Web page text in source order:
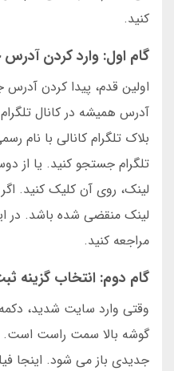
کنید.
گام اول: وارد کردن
اولین قدم، پیدا کردن
آدرس همیشه در کانال
بلاک تلگرام کانالی با نام
تلگرام جستجو کنید. یا از
لینک، روی آن کلیک کنید.
لینک منقضی شده باشد. در
مراجعه کنید.
گام دوم: انتخاب گزینه
وقتی وارد سایت شدید، دکمه
گوشه بالا سمت راست
جدیدی باز می شود. اینجا